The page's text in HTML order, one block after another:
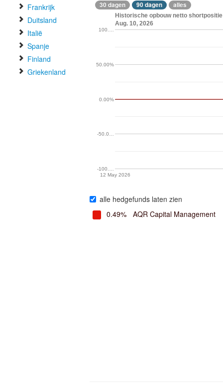
Frankrijk
Duitsland
Italië
Spanje
Finland
Griekenland
30 dagen 90 dagen alles
Historische opbouw netto
Aug. 10, 2026
12 May 2026
-100.…
-50.0…
0.00%
50.00%
100.…
alle hedgefunds laten zien
0.49%
AQR Capital Management